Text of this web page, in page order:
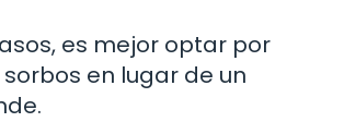
es mejor optar por
en lugar de un